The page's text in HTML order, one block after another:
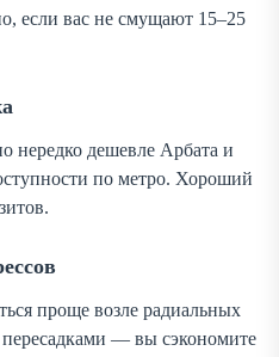
если вас не смущают 15–25
нередко дешевле Арбата и
по метро. Хороший
проще возле радиальных
— вы сэкономите